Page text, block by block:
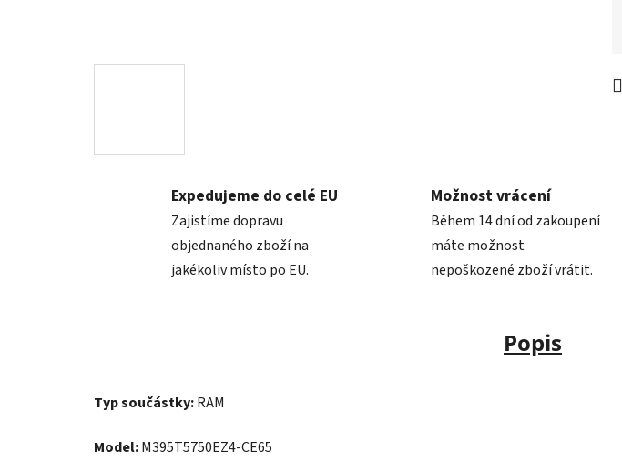
Expedujeme do celé EU
Zajistíme dopravu
objednaného zboží na
jakékoliv místo po EU.
Možnost vrácení
Během 14 dní od zakoupení
máte možnost
nepoškozené zboží vrátit.
Popis
Typ součástky:RAM
Model:M395T5750EZ4-CE65